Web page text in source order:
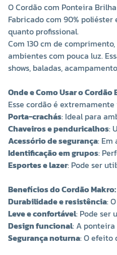
O Cordão com Ponteira
Fabricado com 90%
quanto profissional.
Com 130 cm de
ambientes com pouca luz.
shows, baladas,
Onde e Como Usar o Cordão
Esse cordão é
Porta-crachás: Ideal para
Chaveiros e penduricalhos:
Acessório de segurança: Em
Identificação em grupos:
Esportes e lazer: Pode ser
Benefícios do Cordão Makro:
Durabilidade e resistência:
Leve e confortável: Pode ser
Design funcional: A
Segurança noturna: O efeito